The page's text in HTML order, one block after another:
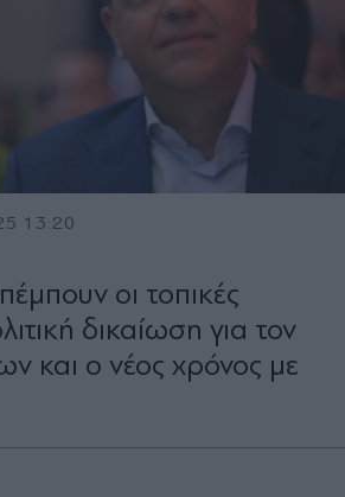
13:20
οι τοπικές
δικαίωση για τον
και ο νέος χρόνος με